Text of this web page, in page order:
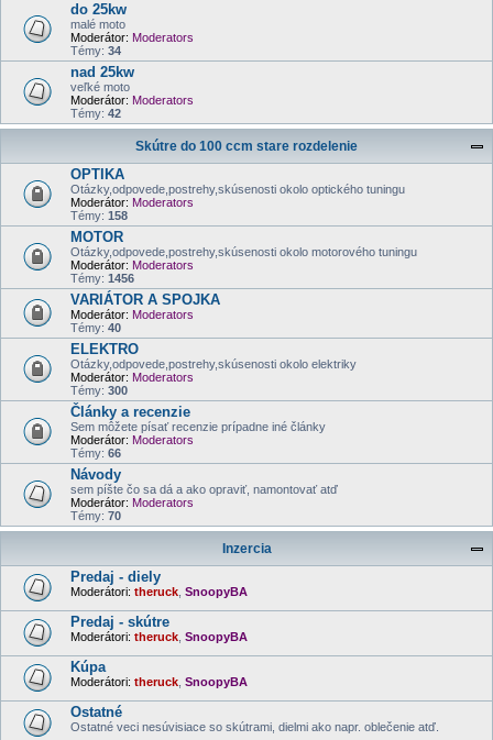
do 25kw
malé moto
Moderátor: Moderators
Témy: 34
nad 25kw
veľké moto
Moderátor: Moderators
Témy: 42
Skútre do 100 ccm stare rozdelenie
OPTIKA
Otázky,odpovede,postrehy,skúsenosti okolo optického tuningu
Moderátor: Moderators
Témy: 158
MOTOR
Otázky,odpovede,postrehy,skúsenosti okolo motorového tuningu
Moderátor: Moderators
Témy: 1456
VARIÁTOR A SPOJKA
Moderátor: Moderators
Témy: 40
ELEKTRO
Otázky,odpovede,postrehy,skúsenosti okolo elektriky
Moderátor: Moderators
Témy: 300
Články a recenzie
Sem môžete písať recenzie prípadne iné články
Moderátor: Moderators
Témy: 66
Návody
sem píšte čo sa dá a ako opraviť, namontovať atď
Moderátor: Moderators
Témy: 70
Inzercia
Predaj - diely
Moderátori: theruck SnoopyBA
Predaj - skútre
Moderátori: theruck SnoopyBA
Kúpa
Moderátori: theruck SnoopyBA
Ostatné
Ostatné veci nesúvisiace so skútrami, dielmi ako napr. oblečenie atď.